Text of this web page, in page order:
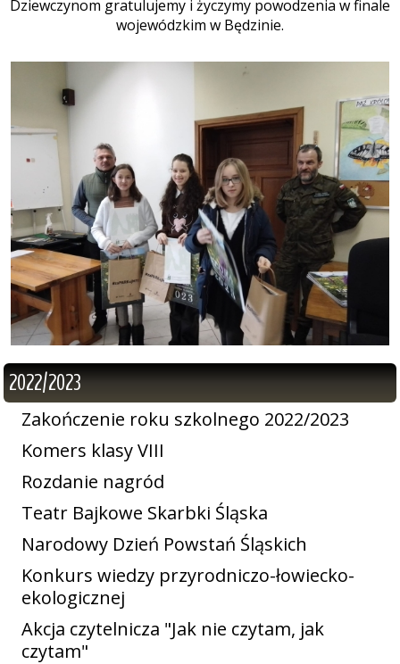
Dziewczynom gratulujemy i życzymy powodzenia w finale
wojewódzkim w Będzinie.
2022/2023
Zakończenie roku szkolnego 2022/2023
Komers klasy VIII
Rozdanie nagród
Teatr Bajkowe Skarbki Śląska
Narodowy Dzień Powstań Śląskich
Konkurs wiedzy przyrodniczo-łowiecko-
ekologicznej
Akcja czytelnicza "Jak nie czytam, jak
czytam"